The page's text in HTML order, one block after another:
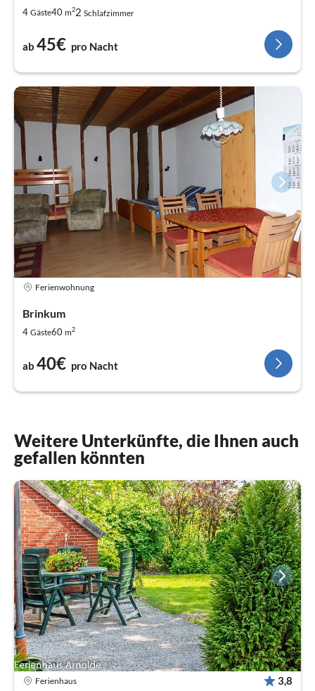
4 Gäste40 m22 Schlafzimmer
ab 45€ pro Nacht
Ferienwohnung
Brinkum
4 Gäste60 m2
ab 40€ pro Nacht
Weitere Unterkünfte, die Ihnen auch
gefallen könnten
Ferienhaus 3,8